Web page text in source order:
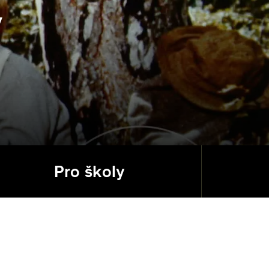
Pro školy